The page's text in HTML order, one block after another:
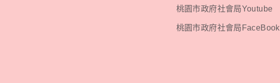
桃園市政府社會局Youtube
桃園市政府社會局FaceBook